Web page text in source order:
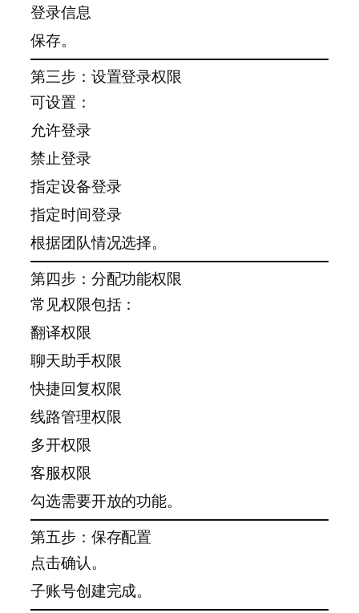
登录信息
保存。
第三步：设置登录权限
可设置：
允许登录
禁止登录
指定设备登录
指定时间登录
根据团队情况选择。
第四步：分配功能权限
常见权限包括：
翻译权限
聊天助手权限
快捷回复权限
线路管理权限
多开权限
客服权限
勾选需要开放的功能。
第五步：保存配置
点击确认。
子账号创建完成。